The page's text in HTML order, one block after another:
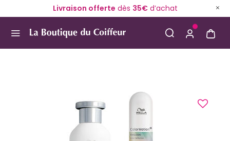
Livraison offerte dès 35€d’achat